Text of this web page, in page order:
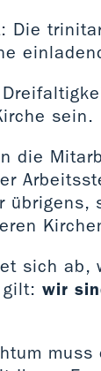
Die
sein.
die
übrigens,
sich ab,
gilt: wir